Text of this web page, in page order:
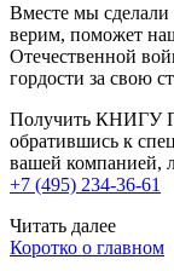
Вместе мы
верим, поможет
Отечественной
гордости за свою
Получить
обратившись к
вашей компанией,
+7 (495) 234-36-61
Читать далее
Коротко о главном